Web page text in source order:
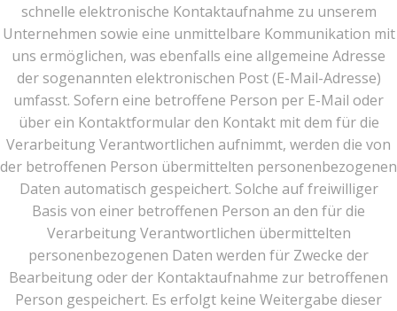
schnelle elektronische Kontaktaufnahme zu unserem
Unternehmen sowie eine unmittelbare Kommunikation mit
uns ermöglichen, was ebenfalls eine allgemeine Adresse
der sogenannten elektronischen Post (E-Mail-Adresse)
umfasst. Sofern eine betroffene Person per E-Mail oder
über ein Kontaktformular den Kontakt mit dem für die
Verarbeitung Verantwortlichen aufnimmt, werden die von
der betroffenen Person übermittelten personenbezogenen
Daten automatisch gespeichert. Solche auf freiwilliger
Basis von einer betroffenen Person an den für die
Verarbeitung Verantwortlichen übermittelten
personenbezogenen Daten werden für Zwecke der
Bearbeitung oder der Kontaktaufnahme zur betroffenen
Person gespeichert. Es erfolgt keine Weitergabe dieser